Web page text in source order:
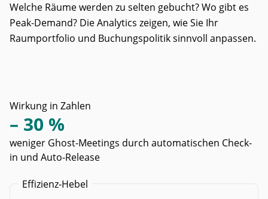
Welche Räume werden zu selten gebucht? Wo gibt es
Peak-Demand? Die Analytics zeigen, wie Sie Ihr
Raumportfolio und Buchungspolitik sinnvoll anpassen.
Wirkung in Zahlen
– 30 %
weniger Ghost-Meetings durch automatischen Check-
in und Auto-Release
Effizienz-Hebel